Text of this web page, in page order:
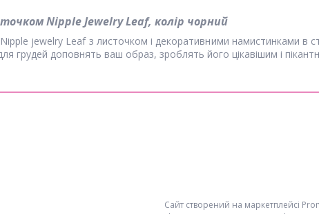
Nipple Jewelry Leaf, колір чорний
jewelry Leaf з листочком і декоративними намистинками в
грудей доповнять ваш образ, зроблять його цікавішим і
Сайт створений на маркетплейсі